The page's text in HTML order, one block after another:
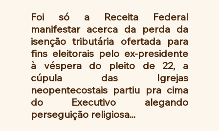
Foi só a Receita Federal
manifestar acerca da perda da
isenção tributária ofertada para
fins eleitorais pelo ex-presidente
à véspera do pleito de 22, a
cúpula das Igrejas
neopentecostais partiu pra cima
do Executivo alegando
perseguição religiosa...